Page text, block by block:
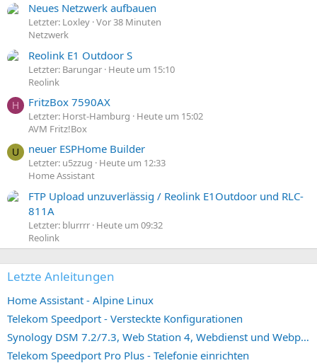
Neues Netzwerk aufbauen
Letzter: Loxley Vor 38 Minuten
Netzwerk
Reolink E1 Outdoor S
Letzter: Barungar Heute um 15:10
Reolink
H FritzBox 7590AX
Letzter: Horst-Hamburg
Heute um 15:02
AVM Fritz!Box
U neuer ESPHome Builder
Letzter: u5zzug
Heute um 12:33
Home Assistant
FTP Upload unzuverlässig / Reolink E1Outdoor und RLC-
811A
Letzter: blurrrr Heute um 09:32
Reolink
Letzte Anleitungen
Home Assistant - Alpine Linux
Telekom Speedport - Versteckte Konfigurationen
Synology DSM 7.2/7.3, Web Station 4, Webdienst und Webportal erstellen (ehemals vHost)
Telekom Speedport Pro Plus - Telefonie einrichten